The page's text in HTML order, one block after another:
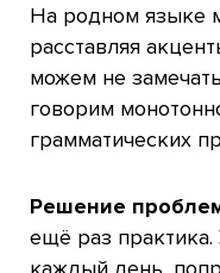
На родном языке
расставляя
можем не
говорим
грамматических
Решение
ещё раз